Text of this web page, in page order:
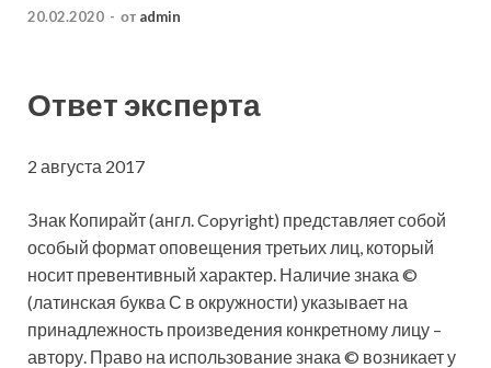
20.02.2020 - от admin
Ответ эксперта
2 августа 2017
Знак Копирайт (англ. Copyright) представляет собой
особый формат оповещения третьих лиц, который
носит превентивный характер. Наличие знака ©
(латинская буква С в окружности) указывает на
принадлежность произведения конкретному лицу –
автору. Право на использование знака © возникает у